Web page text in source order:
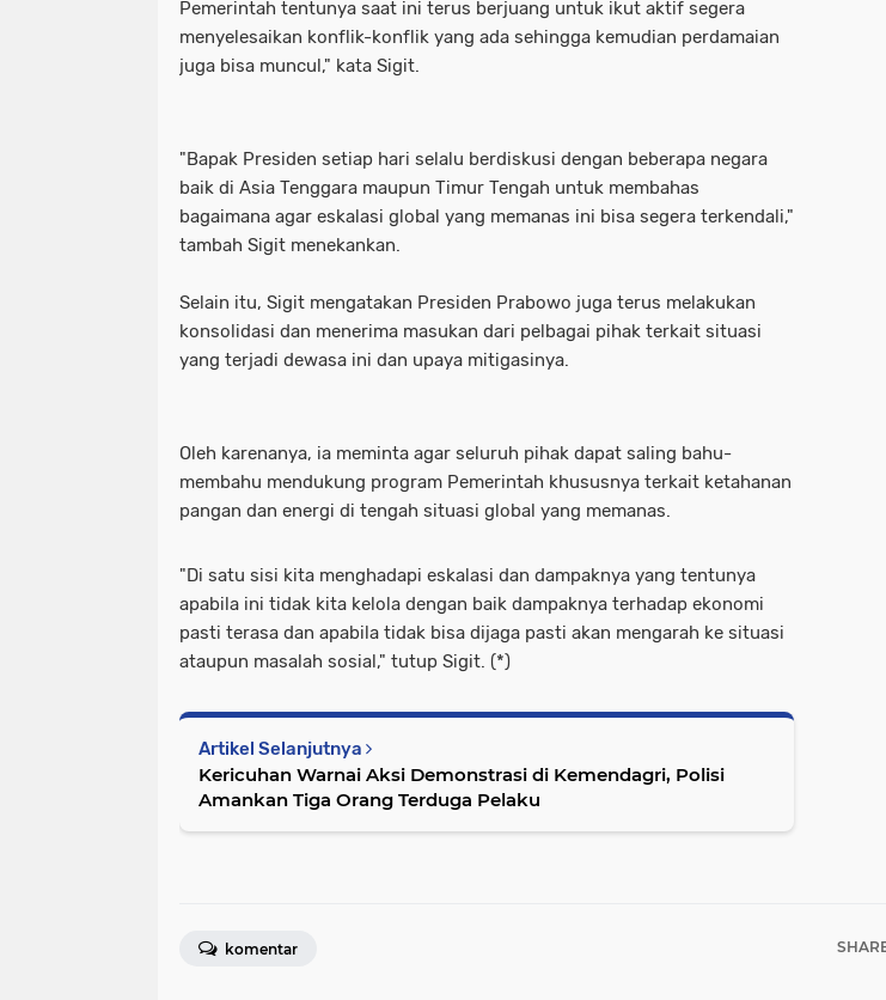
Pemerintah tentunya saat ini terus berjuang untuk ikut aktif segera
menyelesaikan konflik-konflik yang ada sehingga kemudian perdamaian
juga bisa muncul," kata Sigit.
"Bapak Presiden setiap hari selalu berdiskusi dengan beberapa negara
baik di Asia Tenggara maupun Timur Tengah untuk membahas
bagaimana agar eskalasi global yang memanas ini bisa segera terkendali,"
tambah Sigit menekankan.
Selain itu, Sigit mengatakan Presiden Prabowo juga terus melakukan
konsolidasi dan menerima masukan dari pelbagai pihak terkait situasi
yang terjadi dewasa ini dan upaya mitigasinya.
Oleh karenanya, ia meminta agar seluruh pihak dapat saling bahu-
membahu mendukung program Pemerintah khususnya terkait ketahanan
pangan dan energi di tengah situasi global yang memanas.
"Di satu sisi kita menghadapi eskalasi dan dampaknya yang tentunya
apabila ini tidak kita kelola dengan baik dampaknya terhadap ekonomi
pasti terasa dan apabila tidak bisa dijaga pasti akan mengarah ke situasi
ataupun masalah sosial," tutup Sigit. (*)
Artikel Selanjutnya
Kericuhan Warnai Aksi Demonstrasi di Kemendagri, Polisi
Amankan Tiga Orang Terduga Pelaku
komentar